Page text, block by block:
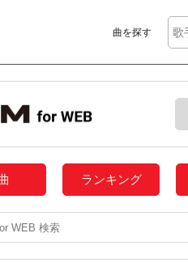
曲を探す
ランキング